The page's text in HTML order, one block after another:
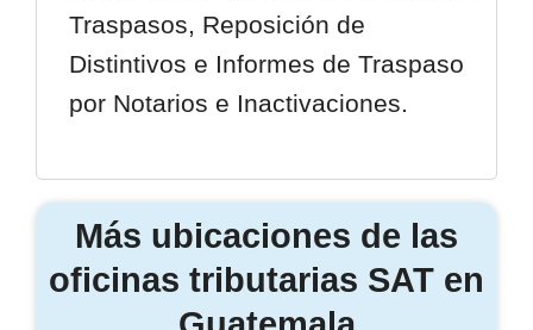
Traspasos, Reposición de
Distintivos e Informes de Traspaso
por Notarios e Inactivaciones.
Más ubicaciones de las
oficinas tributarias SAT en